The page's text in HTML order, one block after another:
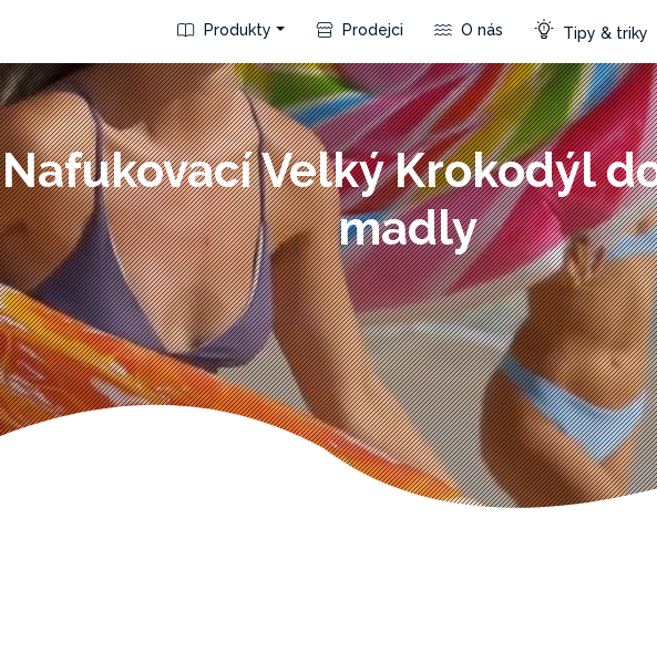
Produkty Prodejci O nás Tipy & triky
Nafukovací Velký Krokodýl
madly